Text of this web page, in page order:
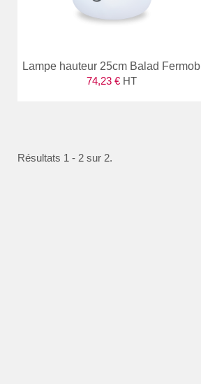
Lampe hauteur 25cm Balad Fermob
74,23 €HT
Résultats 1 - 2 sur 2.